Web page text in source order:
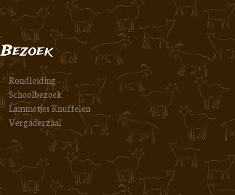
Bezoek
Rondleiding
Schoolbezoek
Lammetjes Knuffelen
Vergaderzaal